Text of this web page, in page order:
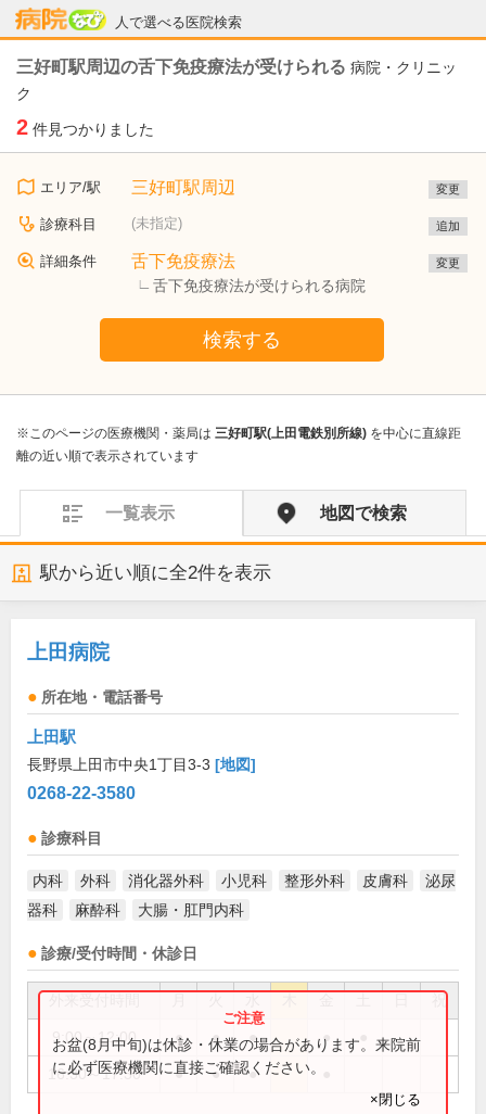
人で選べる医院検索
病院なび
三好町駅周辺の舌下免疫療法が受けられる 病院・クリニッ
ク
2 件見つかりました
エリア/駅 三好町駅周辺 変更
診療科目 (未指定) 追加
詳細条件 舌下免疫療法
舌下免疫療法が受けられる病院
変更
検索する
※このページの医療機関・薬局は 三好町駅(上田電鉄別所線) を中心に直線距
離の近い順で表示されています
一覧表示 地図で検索
駅から近い順に全2件を表示
上田病院
所在地・電話番号
上田駅
長野県上田市中央1丁目3-3 [地図]
0268-22-3580
診療科目
内科 外科 消化器外科 小児科 整形外科 皮膚科
泌尿
器科
麻酔科 大腸・肛門内科
診療/受付時間・休診日
祝
9:00～12:00 ● ● ● ●
16:30～17:30 ● ● ●
お盆(8月中旬)は休診・休業の場合があります。来院前
に必ず医療機関に直接ご確認ください。
×閉じる